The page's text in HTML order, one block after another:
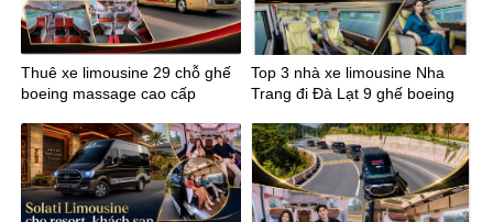
Thuê xe limousine 29 chỗ ghế
boeing massage cao cấp
Top 3 nhà xe limousine Nha
Trang đi Đà Lạt 9 ghế boeing